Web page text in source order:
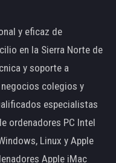
y eficaz de
en la Sierra Norte de
y soporte a
colegios y
especialistas
ordenadores PC Intel
Linux y Apple
Apple iMac